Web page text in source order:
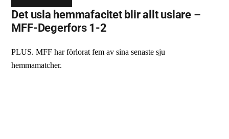
Det usla hemmafacitet blir allt uslare –
MFF-Degerfors 1-2
PLUS. MFF har förlorat fem av sina senaste sju
hemmamatcher.